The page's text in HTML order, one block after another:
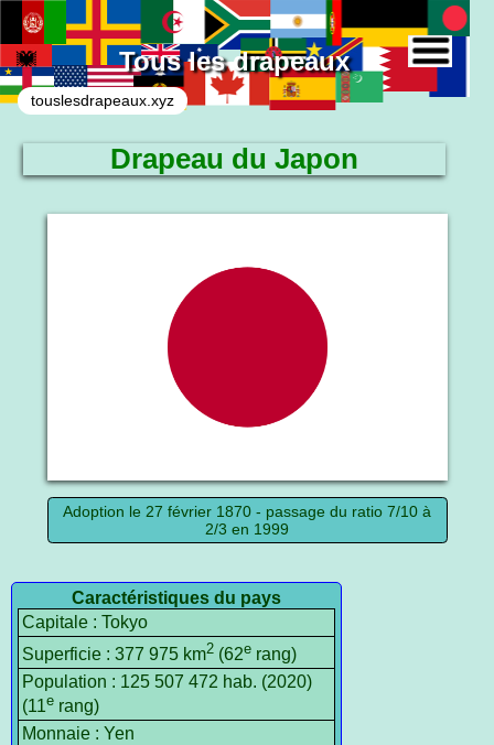
Tous les drapeaux
touslesdrapeaux.xyz
Drapeau du Japon
Le drapeau national
Adoption le 27 février 1870 - passage du ratio 7/10 à
2/3 en 1999
Caractéristiques du pays
Capitale : Tokyo
Superficie : 377 975 km2 (62e rang)
Population : 125 507 472 hab. (2020)
(11e rang)
Monnaie : Yen